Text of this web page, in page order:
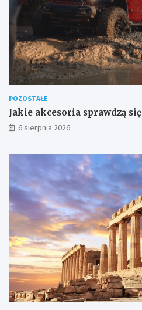
POZOSTAŁE
Jakie akcesoria sprawdzą
6 sierpnia 2026